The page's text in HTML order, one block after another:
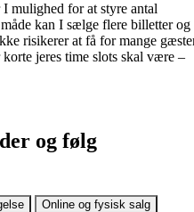
mulighed for at styre antal
kan I sælge flere billetter og
risikerer at få for mange
jeres time slots skal være –
og følg
Online og fysisk salg